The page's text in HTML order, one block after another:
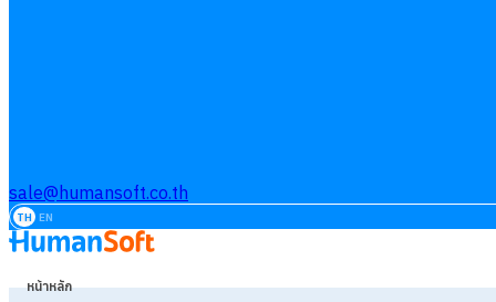
sale@humansoft.co.th
TH EN
หน้าหลัก